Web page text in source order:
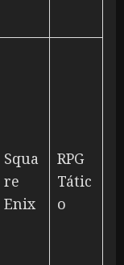
Squa
re
Enix
RPG
Tátic
o